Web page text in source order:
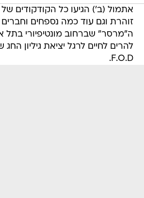
אתמול (ב') הגיעו כל הקודקודים
זוהרת וגם עוד כמה נספחים
ה"מרסר" שברחוב מונטיפיורי בתל
להרים לחיים לרגל יציאת גיליון החג
F.O.D.